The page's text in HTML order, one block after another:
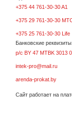
+375 44 761-30-30 A1
+375 29 761-30-30
+375 25 761-30-30 Life
Банковские реквизиты:
р/с BY 47 MTBK 3013
intek-pro@mail.ru
arenda-prokat.by
Сайт работает на